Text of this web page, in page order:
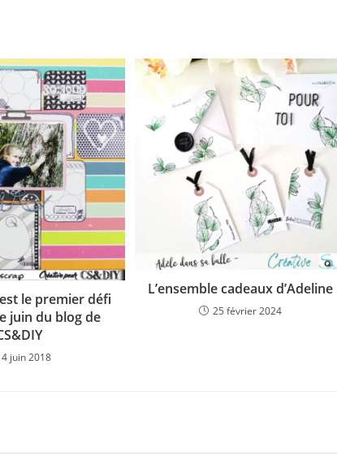
le premier défi
juin du blog de
4 juin 2018
L’ensemble cadeaux d’Adeline
25 février 2024